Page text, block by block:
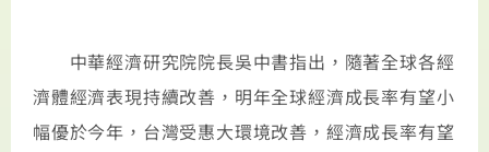
中華經濟研究院院長吳中書指出，隨著全球各經
濟體經濟表現持續改善，明年全球經濟成長率有望小
幅優於今年，台灣受惠大環境改善，經濟成長率有望